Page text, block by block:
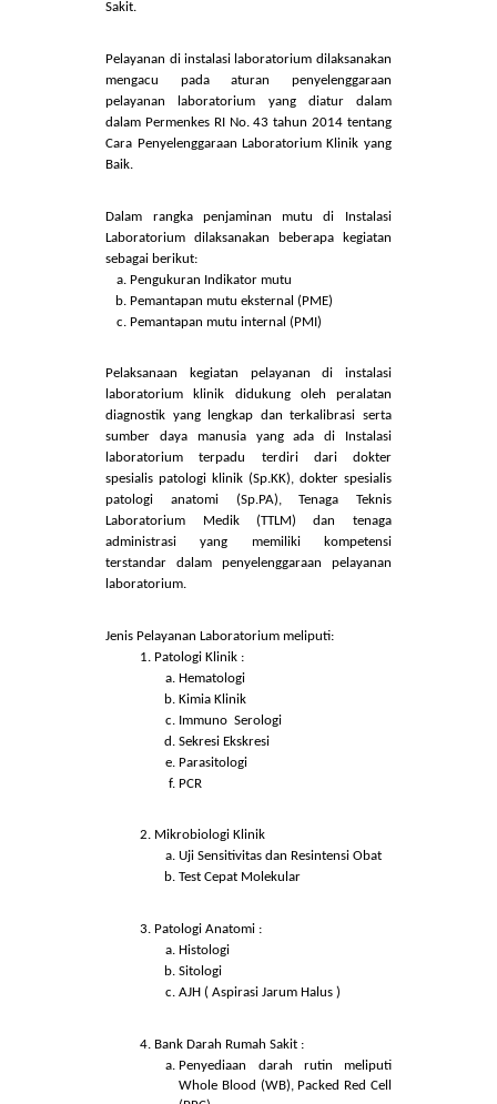
diagnosis penyakit, penyembuhan penyakit, dan
laboratoriumdi RSUD Ir Soekarno saat ini
meliputi pelayanan Patologi Klinik, Mikrobiologi
Klinik, Patalogi Anatomi, dan Bank Darah Rumah
Sakit.
mengacu pada aturan penyelenggaraan
pelayanan laboratorium yang diatur dalam
dalam Permenkes RI No. 43 tahun 2014 tentang
Cara Penyelenggaraan Laboratorium Klinik yang
Baik.
Laboratorium dilaksanakan beberapa kegiatan
sebagai berikut:
Pengukuran Indikator mutu
Pemantapan mutu eksternal (PME)
Pemantapan mutu internal (PMI)
Pelaksanaan kegiatan pelayanan di instalasi
laboratorium klinik didukung oleh peralatan
diagnostik yang lengkap dan terkalibrasi serta
spesialis patologi klinik (Sp.KK), dokter spesialis
patologi anatomi (Sp.PA), Tenaga Teknis
Laboratorium Medik (TTLM) dan tenaga
terstandar dalam penyelenggaraan pelayanan
laboratorium.
Patologi Klinik :
Hematologi
Kimia Klinik
Sekresi Ekskresi
Parasitologi
PCR
Uji Sensitivitas dan Resintensi Obat
Test Cepat Molekular